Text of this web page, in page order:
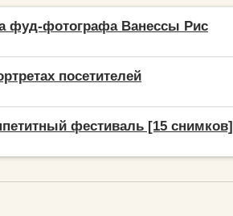
фуд-фотографа Ванессы Рис
посетителей
фестиваль [15 снимков]